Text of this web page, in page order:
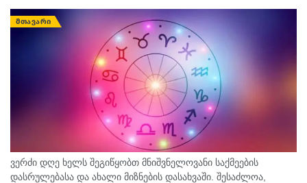
ᲛᲗᲐᲕᲐᲠᲘ
ვერძი დღე ხელს შეგიწყობთ მნიშვნელოვანი საქმეების
დასრულებასა და ახალი მიზნების დასახვაში. შესაძლოა,